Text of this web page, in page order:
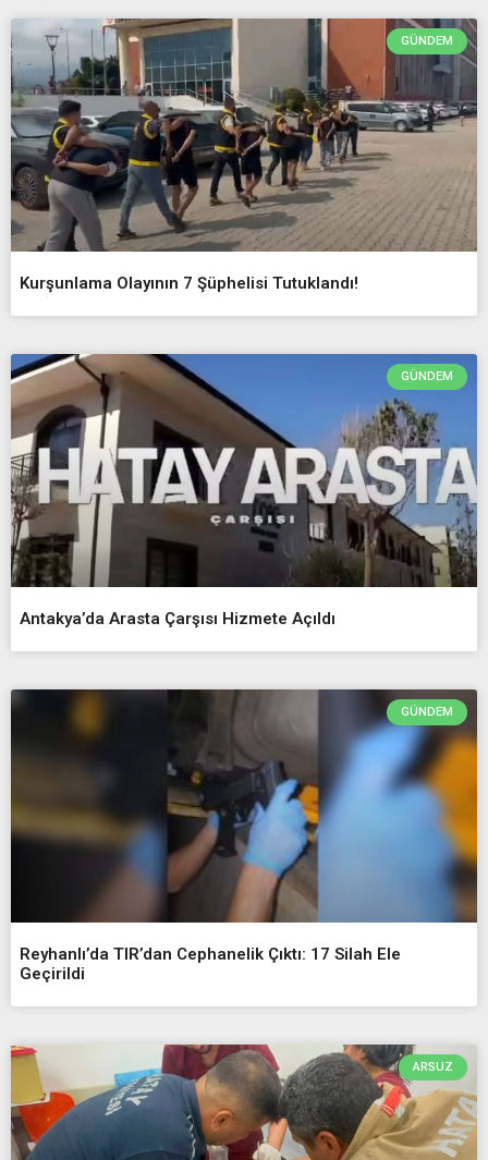
GÜNDEM
Kurşunlama Olayının 7 Şüphelisi Tutuklandı!
GÜNDEM
Antakya’da Arasta Çarşısı Hizmete Açıldı
GÜNDEM
Reyhanlı’da TIR’dan Cephanelik Çıktı: 17 Silah Ele
Geçirildi
ARSUZ